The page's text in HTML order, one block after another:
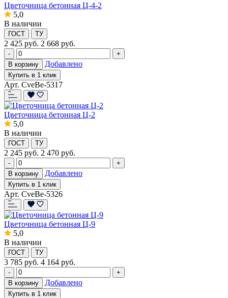
Цветочница бетонная Ц-4-2
5,0
В наличии
ГОСТ ТУ
2 425 руб. 2 668 руб.
-
+
В корзину
Добавлено
Купить в 1 клик
Арт. CveBe-5317
Цветочница бетонная Ц-2
5,0
В наличии
ГОСТ ТУ
2 245 руб. 2 470 руб.
-
+
В корзину
Добавлено
Купить в 1 клик
Арт. CveBe-5326
Цветочница бетонная Ц-9
5,0
В наличии
ГОСТ ТУ
3 785 руб. 4 164 руб.
-
+
В корзину
Добавлено
Купить в 1 клик